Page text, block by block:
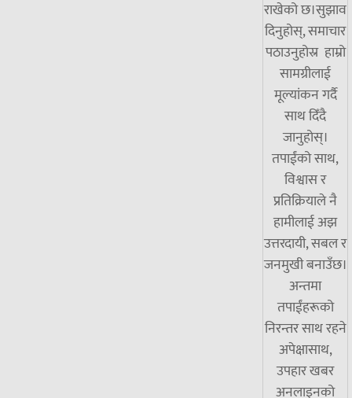
राखेको छ।सुझाव
दिनुहोस्, समाचार
पठाउनुहोस्र हाम्रो
सामग्रीलाई
मूल्यांकन गर्दै
साथ दिँदै
जानुहोस्।
तपाईंको साथ,
विश्वास र
प्रतिक्रियाले नै
हामीलाई अझ
उत्तरदायी, सबल र
जनमुखी बनाउँछ।
अन्तमा
तपाईंहरूको
निरन्तर साथ रहने
अपेक्षासाथ,
उपहार खबर
अनलाइनको